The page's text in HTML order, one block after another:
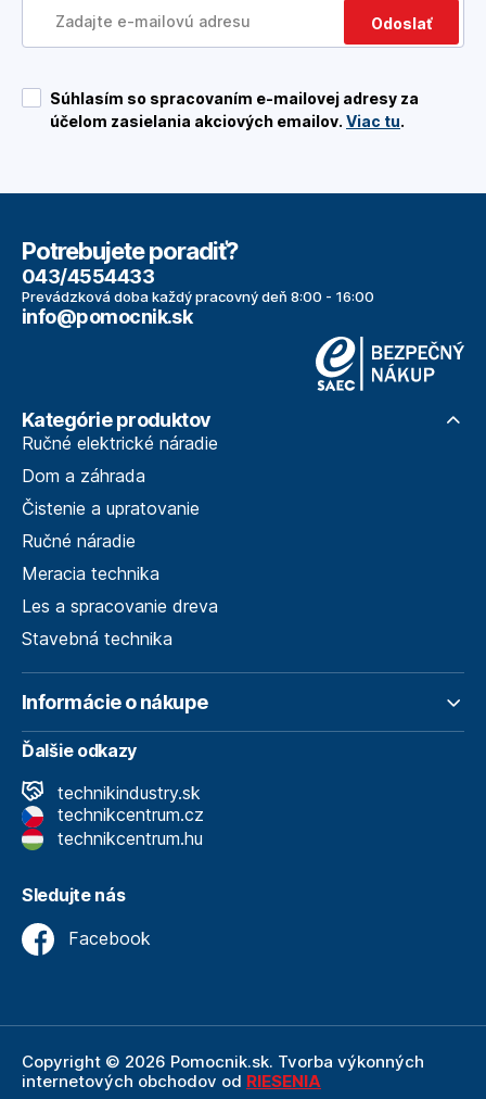
Odoslať
Súhlasím so spracovaním e-mailovej adresy za
účelom zasielania akciových emailov. Viac tu.
Potrebujete poradiť?
043/4554433
Prevádzková doba každý pracovný deň 8:00 - 16:00
info@pomocnik.sk
Kategórie produktov
Ručné elektrické náradie
Dom a záhrada
Čistenie a upratovanie
Ručné náradie
Meracia technika
Les a spracovanie dreva
Stavebná technika
Informácie o nákupe
Ďalšie odkazy
technikindustry.sk
technikcentrum.cz
technikcentrum.hu
Sledujte nás
Facebook
Copyright © 2026 Pomocnik.sk. Tvorba výkonných
internetových obchodov od RIESENIA